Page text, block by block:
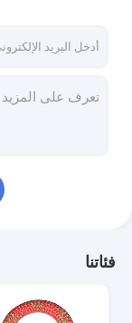
معلومات عنا
فئاتنا